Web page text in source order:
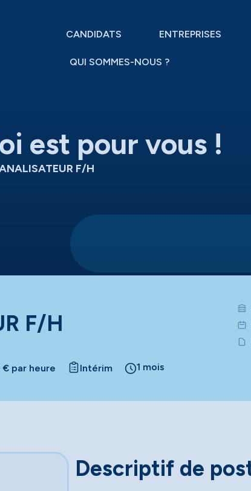
CANDIDATS ENTREPRISES
QUI SOMMES-NOUS ?
est pour vous !
F/H
F/H
€ par heure Intérim 1 mois
Descriptif de